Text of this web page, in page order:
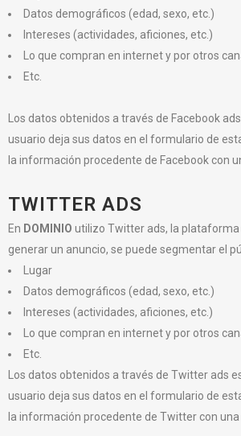
Datos demográficos (edad, sexo, etc.)
Intereses (actividades, aficiones, etc.)
Lo que compran en internet y por otros
Etc.
Los datos obtenidos a través de Facebook
usuario deja sus datos en el formulario de
la información procedente de Facebook con
TWITTER ADS
En DOMINIO utilizo Twitter ads, la
generar un anuncio, se puede segmentar el
Lugar
Datos demográficos (edad, sexo, etc.)
Intereses (actividades, aficiones, etc.)
Lo que compran en internet y por otros
Etc.
Los datos obtenidos a través de Twitter ads
usuario deja sus datos en el formulario de
la información procedente de Twitter con